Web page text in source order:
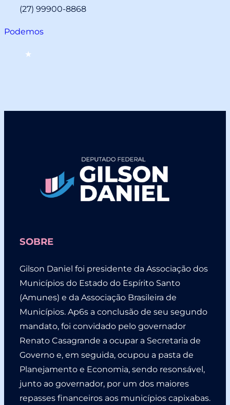
(27) 99900-8868
Podemos
★
SOBRE
Gilson Daniel foi presidente da Associação dos
Municípios do Estado do Espírito Santo
(Amunes) e da Associação Brasileira de
Municípios. Ap6s a conclusão de seu segundo
mandato, foi convidado pelo governador
Renato Casagrande a ocupar a Secretaria de
Governo e, em seguida, ocupou a pasta de
Planejamento e Economia, sendo resonsável,
junto ao governador, por um dos maiores
repasses financeiros aos municípios capixabas.